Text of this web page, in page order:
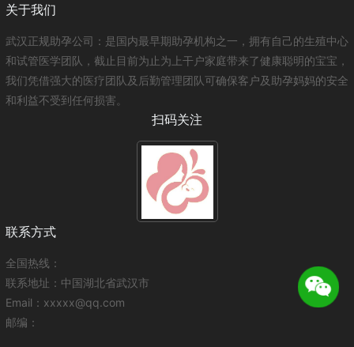
关于我们
武汉正规助孕公司：是国内最早期助孕机构之一，拥有自己的生殖中心
和试管医学团队，截止目前为止为上干户家庭带来了健康聪明的宝宝，
我们凭借强大的医疗团队及后勤管理团队可确保客户及助孕妈妈的安全
和利益不受到任何损害。
扫码关注
联系方式
全国热线：
联系地址：中国湖北省武汉市
Email：xxxxx@qq.com
邮编：